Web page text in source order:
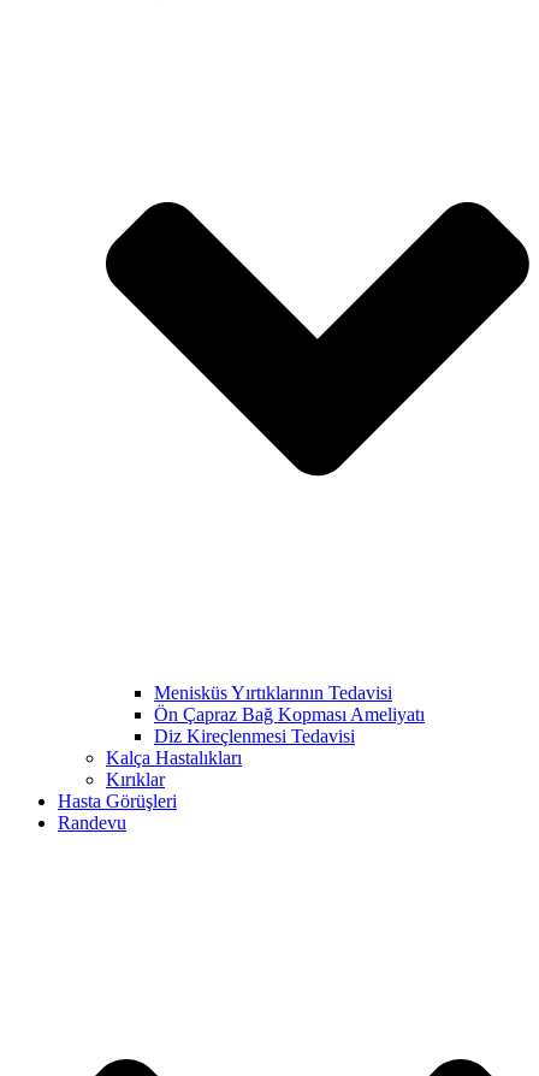
Menisküs Yırtıklarının Tedavisi
Ön Çapraz Bağ Kopması Ameliyatı
Diz Kireçlenmesi Tedavisi
Kalça Hastalıkları
Kırıklar
Hasta Görüşleri
Randevu